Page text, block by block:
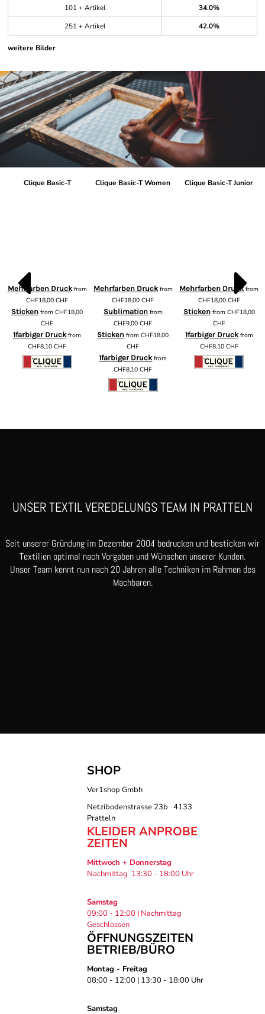
101 + Artikel
34.0%
251 + Artikel
42.0%
weitere Bilder
Clique Basic-T
Mehrfarben Druckfrom
CHF18,00CHF
Sticken fromCHF18,00
CHF
1farbiger Druckfrom
CHF8,10CHF
Clique Basic-T Women
Mehrfarben Druckfrom
CHF18,00CHF
Sublimationfrom
CHF9,00CHF
Sticken fromCHF18,00
CHF
1farbiger Druckfrom
CHF8,10CHF
Clique Basic-T Junior
Mehrfarben Druckfrom
CHF18,00 CHF
Stickenfrom CHF18,00
CHF
1farbiger Druckfrom
CHF8,10 CHF
UNSER TEXTIL VEREDELUNGS TEAM IN PRATTELN
Seit unserer Gründung im Dezember 2004 bedrucken und besticken wir
Textilien optimal nach Vorgaben und Wünschen unserer Kunden.
Unser Team kennt nun nach 20 Jahren alle Techniken im Rahmen des
Machbaren.
SHOP
Ver1shop Gmbh
Netzibodenstrasse 23b 4133
Pratteln
KLEIDER ANPROBE
ZEITEN
Mittwoch + Donnerstag
Nachmittag 13:30 - 18:00 Uhr
Samstag
09:00 - 12:00 | Nachmittag
Geschlossen
ÖFFNUNGSZEITEN
BETRIEB/BÜRO
Montag - Freitag
08:00 - 12:00 | 13:30 - 18:00 Uhr
Samstag